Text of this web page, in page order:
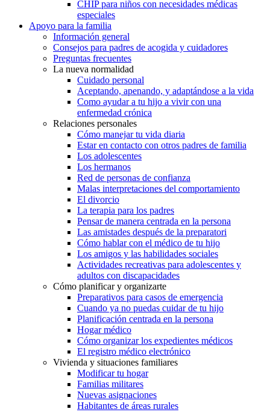
CHIP para niños con necesidades médicas
especiales
Apoyo para la familia
Información general
Consejos para padres de acogida y cuidadores
Preguntas frecuentes
La nueva normalidad
Cuidado personal
Aceptando, apenando, y adaptándose a la vida
Como ayudar a tu hijo a vivir con una
enfermedad crónica
Relaciones personales
Cómo manejar tu vida diaria
Estar en contacto con otros padres de familia
Los adolescentes
Los hermanos
Red de personas de confianza
Malas interpretaciones del comportamiento
El divorcio
La terapia para los padres
Pensar de manera centrada en la persona
Las amistades después de la preparatori
Cómo hablar con el médico de tu hijo
Los amigos y las habilidades sociales
Actividades recreativas para adolescentes y
adultos con discapacidades
Cómo planificar y organizarte
Preparativos para casos de emergencia
Cuando ya no puedas cuidar de tu hijo
Planificación centrada en la persona
Hogar médico
Cómo organizar los expedientes médicos
El registro médico electrónico
Vivienda y situaciones familiares
Modificar tu hogar
Familias militares
Nuevas asignaciones
Habitantes de áreas rurales